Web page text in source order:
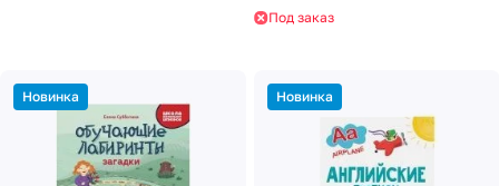
Под заказ
Новинка Новинка